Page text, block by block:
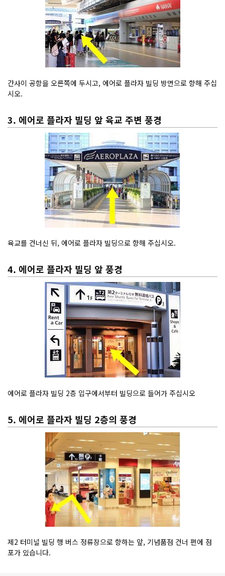
간사이 공항을 오른쪽에 두시고, 에어로 플라자 빌딩 방면으로 향해 주십
시오.
3. 에어로 플라자 빌딩 앞 육교 주변 풍경
육교를 건너신 뒤, 에어로 플라자 빌딩으로 향해 주십시오.
4. 에어로 플라자 빌딩 앞 풍경
에어로 플라자 빌딩 2층 입구에서부터 빌딩으로 들어가 주십시오
5. 에어로 플라자 빌딩 2층의 풍경
제2 터미널 빌딩 행 버스 정류장으로 향하는 앞, 기념품점 건너 편에 점
포가 있습니다.